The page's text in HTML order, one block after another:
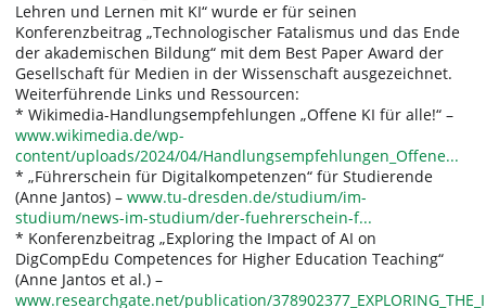
Lehren und Lernen mit KI“ wurde er für seinen
Konferenzbeitrag „Technologischer Fatalismus und das Ende
der akademischen Bildung“ mit dem Best Paper Award der
Gesellschaft für Medien in der Wissenschaft ausgezeichnet.
Weiterführende Links und Ressourcen:
* Wikimedia-Handlungsempfehlungen „Offene KI für alle!“ –
www.wikimedia.de/wp-
content/uploads/2024/04/Handlungsempfehlungen_Offene...
* „Führerschein für Digitalkompetenzen“ für Studierende
(Anne Jantos) – www.tu-dresden.de/studium/im-
studium/news-im-studium/der-fuehrerschein-f...
* Konferenzbeitrag „Exploring the Impact of AI on
DigCompEdu Competences for Higher Education Teaching“
(Anne Jantos et al.) –
www.researchgate.net/publication/